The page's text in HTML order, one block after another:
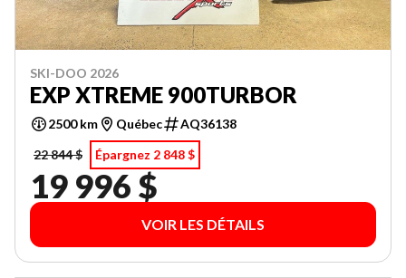
SKI-DOO 2026
EXP XTREME 900TURBOR
2500 km Québec
AQ36138
22 844 $
Épargnez 2 848 $
19 996 $
VOIR LES DÉTAILS